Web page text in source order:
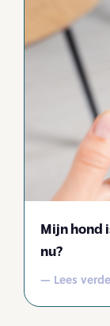
Mijn hond
nu?
— Lees